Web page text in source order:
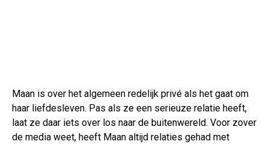
Maan is over het algemeen redelijk privé als het gaat om
haar liefdesleven. Pas als ze een serieuze relatie heeft,
laat ze daar iets over los naar de buitenwereld. Voor zover
de media weet, heeft Maan altijd relaties gehad met